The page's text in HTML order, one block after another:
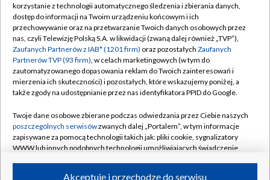
TVP
Abonament TVP
Sklep TVP
Biuro Reklamy
Oferta Handlowa
Emisja w TVP
Rada Programowa
Ogłoszenia przetargowe
Regulamin TVP
Polityka prywatności
Moje zgody
Biuro reklamy
Kanały
©2026 Telewizja Polska Spółka Akcyjna w likwidacji
korzystanie z technologii automatycznego śledzenia i zbierania danych,
dostęp do informacji na Twoim urządzeniu końcowym i ich
przechowywanie oraz na przetwarzanie Twoich danych osobowych przez
nas, czyli Telewizję Polską S.A. w likwidacji (zwaną dalej również „TVP”),
Zaufanych Partnerów z IAB* (1201 firm) oraz pozostałych Zaufanych
Partnerów TVP (93 firm), w celach marketingowych (w tym do
zautomatyzowanego dopasowania reklam do Twoich zainteresowań i
mierzenia ich skuteczności) i pozostałych, które wskazujemy poniżej, a
także zgody na udostępnianie przez nas identyfikatora PPID do Google.
Twoje dane osobowe zbierane podczas odwiedzania przez Ciebie naszych
poszczególnych serwisówzwanych dalej „Portalem”, w tym informacje
zapisywane za pomocą technologii takich jak: pliki cookie, sygnalizatory
WWW lub innych podobnych technologii umożliwiających świadczenie
Akceptuję i przechodzę do serwisu